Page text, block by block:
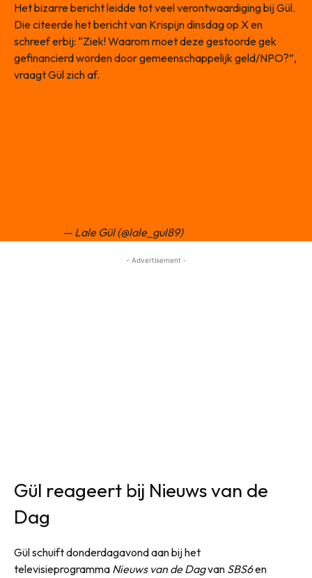
Het bizarre bericht leidde tot veel verontwaardiging bij Gül.
Die citeerde het bericht van Krispijn dinsdag op X en
schreef erbij: “Ziek! Waarom moet deze gestoorde gek
gefinancierd worden door gemeenschappelijk geld/NPO?”,
vraagt Gül zich af.
— Lale Gül (@lale_gul89)
- Advertisement -
Gül reageert bij Nieuws van de
Dag
Gül schuift donderdagavond aan bij het
televisieprogramma Nieuws van de Dagvan SBS6en